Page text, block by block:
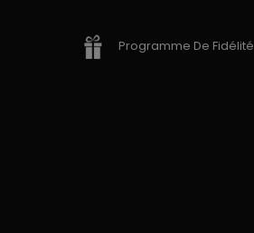
Programme De Fidélité